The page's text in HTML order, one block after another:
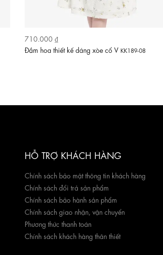
710.000 ₫
Đầm hoa thiết kế dáng xòe cổ V KK189-08
HỖ TRỢ KHÁCH HÀNG
Chính sách bảo mật thông tin khách hàng
Chính sách đổi trả sản phẩm
Chính sách bảo hành sản phẩm
Chính sách giao nhận, vận chuyển
Phương thức thanh toán
Chính sách khách hàng thân thiết